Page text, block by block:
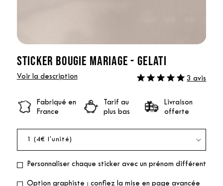
STICKER BOUGIE MARIAGE - GELATI
Voir la description 3 avis
Fabriqué en
France
Tarif au
plus bas
Livraison
offerte
Personnaliser chaque sticker avec un prénom différent
Option graphiste : confiez la mise en page avancée